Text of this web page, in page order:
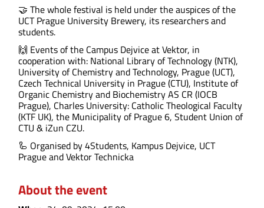
🤝 The whole festival is held under the auspices of the
UCT Prague University Brewery, its researchers and
students.
🙌 Events of the Campus Dejvice at Vektor, in
cooperation with: National Library of Technology (NTK),
University of Chemistry and Technology, Prague (UCT),
Czech Technical University in Prague (CTU), Institute of
Organic Chemistry and Biochemistry AS CR (IOCB
Prague), Charles University: Catholic Theological Faculty
(KTF UK), the Municipality of Prague 6, Student Union of
CTU & iZun CZU.
🦾 Organised by 4Students, Kampus Dejvice, UCT
Prague and Vektor Technicka
About the event